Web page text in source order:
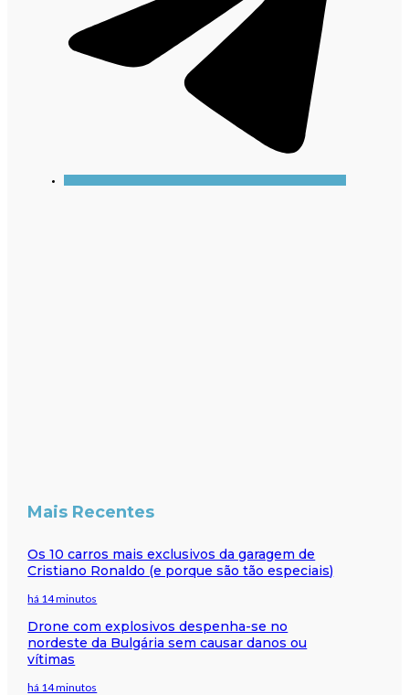
Mais Recentes
Os 10 carros mais exclusivos da garagem de
Cristiano Ronaldo (e porque são tão especiais)
há 14 minutos
Drone com explosivos despenha-se no
nordeste da Bulgária sem causar danos ou
vítimas
há 14 minutos